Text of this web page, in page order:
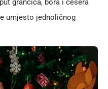
grančica, bora i češera
umjesto jednoličnog